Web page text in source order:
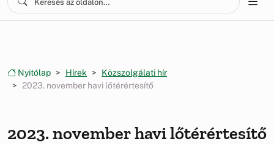
Nyitólap Hírek
Közszolgálati hír
2023. november havi lőtérértesítő
2023. november havi lőtérértesítő